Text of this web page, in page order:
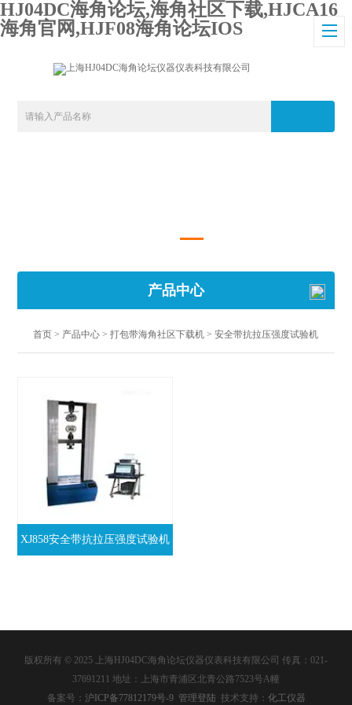
HJ04DC海角论坛,海角社区下载,HJCA16
海角官网,HJF08海角论坛IOS
产品中心
首页 > 产品中心 >打包带海角社区下载机 >安全带抗拉压强度试验机
XJ858安全带抗拉压强度试验机
版权所有 © 2025 上海HJ04DC海角论坛仪器仪表科技有限公司 传真：021-
37691211 地址：上海市青浦区北青公路7523号A幢
备案号： 沪ICP备77812179号-9 管理登陆 技术支持： 化工仪器